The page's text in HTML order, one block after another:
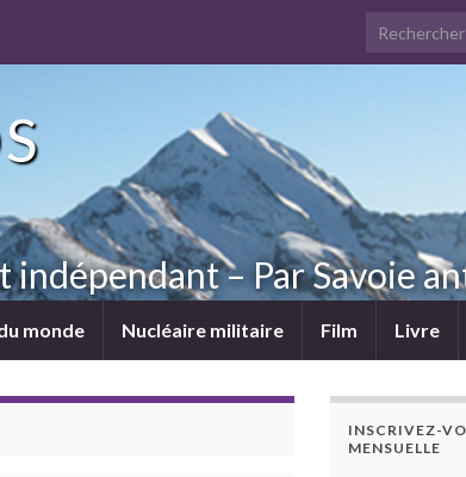
Search for:
– Par Savoie
monde Nucléaire militaire Film Livre
INSCRIVEZ-
MENSUELLE